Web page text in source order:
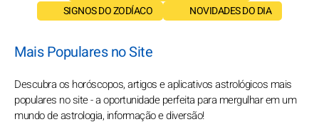
SIGNOS DO ZODÍACO
NOVIDADES DO DIA
Mais Populares no Site
Descubra os horóscopos, artigos e aplicativos astrológicos mais
populares no site - a oportunidade perfeita para mergulhar em um
mundo de astrologia, informação e diversão!